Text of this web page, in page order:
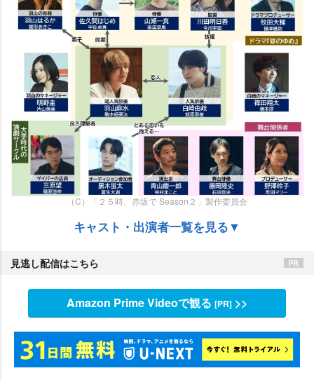
（C）「２５時、赤坂で Season２」製作委員会
キャスト・出演者一覧を見る▼
見逃し配信はこちら
Amazon Prime Videoで観る [PR] >>